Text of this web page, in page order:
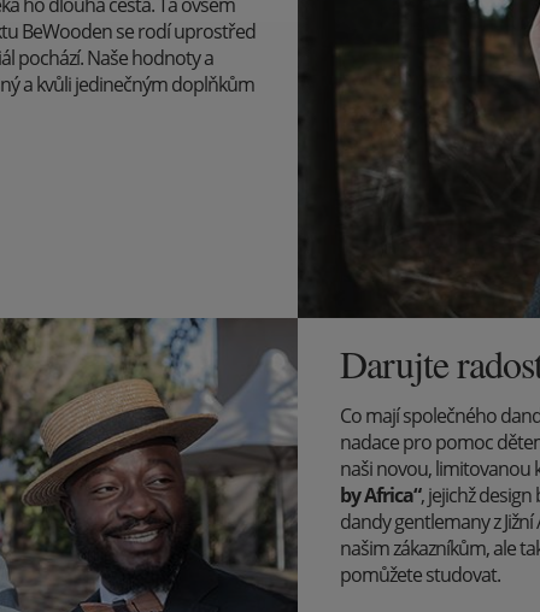
BeWooden se rodí uprostřed
pochází. Naše hodnoty a
a kvůli jedinečným doplňkům
Darujte
Co mají společného
nadace pro pomoc
naši novou, limitovanou
by Africa“, jejichž
dandy gentlemany z
našim zákazníkům, ale
pomůžete studovat.